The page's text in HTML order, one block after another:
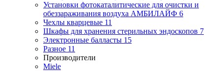
Установки фотокаталитические для очистки и
обеззараживания воздуха АМБИЛАЙФ 6
Чехлы кварцевые 11
Шкафы для хранения стерильных эндоскопов 7
Электронные балласты 15
Разное 11
Производители
Miele